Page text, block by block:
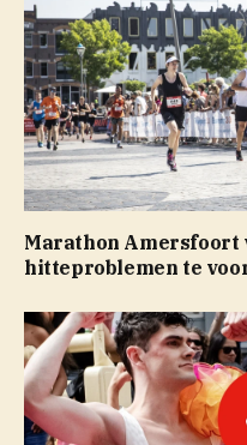
Marathon Amersfoort
hitteproblemen te